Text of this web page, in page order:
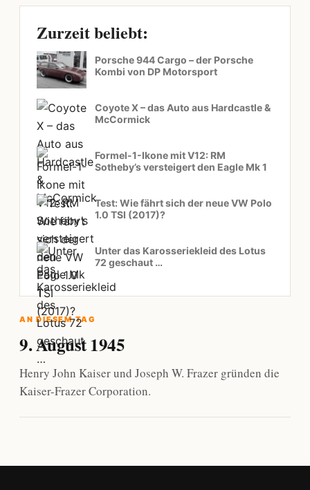
Zurzeit beliebt:
Porsche 944 Cargo – der Porsche
Kombi von DP Motorsport
Coyote X – das Auto aus Hardcastle &
McCormick
Formel-1-Ikone mit V12: RM
Sotheby’s versteigert den Eagle Mk 1
Test: Wie fährt sich der neue VW Polo
1.0 TSI (2017)?
Unter das Karosseriekleid des Lotus
72 geschaut …
AN DIESEM TAG
9. August 1945
Henry John Kaiser und Joseph W. Frazer gründen die
Kaiser-Frazer Corporation.